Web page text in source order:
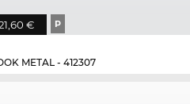
€ P
METAL - 412307